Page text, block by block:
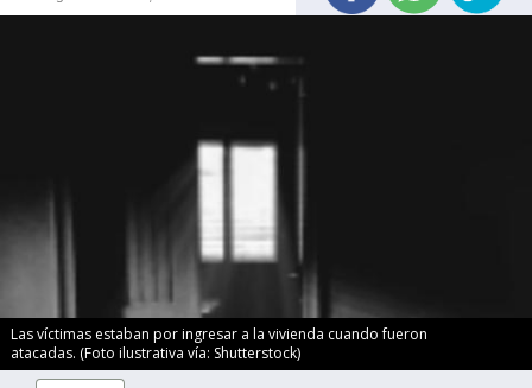
Las víctimas estaban por ingresar a la vivienda cuando fueron
atacadas. (Foto ilustrativa vía: Shutterstock)